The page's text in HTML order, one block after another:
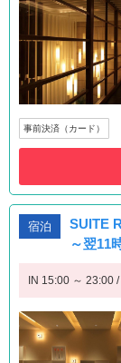
事前決済（カード）
宿泊
SUITE
～翌11
IN 15:00 ～ 23:00